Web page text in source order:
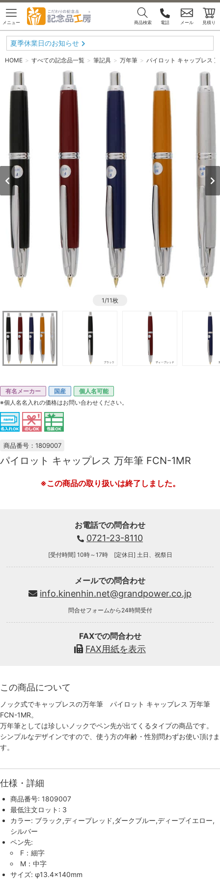
メニュー 商品検索 電話 メール 見積り
夏季休業日のお知らせ
HOME すべての記念品一覧 筆記具 万年筆 パイロット キャップレス
1/11枚
有名メーカー 国産
個人名可能
※個人名名入れの価格はお問い合わせください。
商品番号：1809007
パイロット キャップレス 万年筆 FCN-1MR
※この商品の取り扱いは終了しました。
お電話での問合わせ
0721-23-8110
[受付時間] 10時～17時 [定休日] 土日、祝祭日
メールでの問合わせ
info.kinenhin.net@grandpower.co.jp
問合せフォームから24時間受付
FAXでの問合わせ
FAX用紙を表示
この商品について
ノック式でキャップレスの万年筆 パイロット キャップレス 万年筆
FCN-1MR。
万年筆としては珍しいノックでペン先が出てくるタイプの商品です。
シンプルなデザインですので、使う方の年齢・性別問わずお使い頂けま
す。
仕様・詳細
商品番号: 1809007
最低注文ロット: 3
カラー: ブラック,ディープレッド,ダークブルー,ディープイエロー,
シルバー
ペン先:
F：細字
M：中字
サイズ: φ13.4×140mm